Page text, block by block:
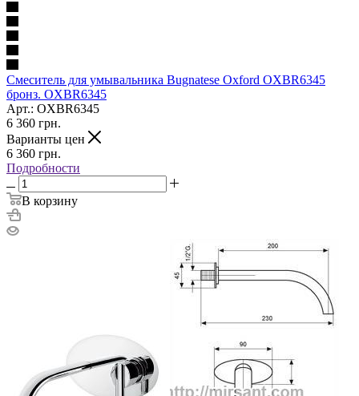
Смеситель для умывальника Bugnatese Oxford OXBR6345
бронз. OXBR6345
Арт.: OXBR6345
6 360 грн.
Варианты цен
6 360 грн.
Подробности
В корзину